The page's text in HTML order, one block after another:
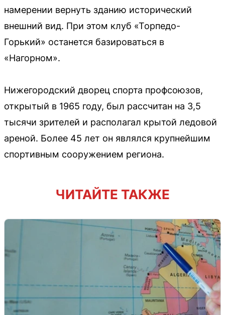
намерении вернуть зданию исторический
внешний вид. При этом клуб «Торпедо-
Горький» останется базироваться в
«Нагорном».
Нижегородский дворец спорта профсоюзов,
открытый в 1965 году, был рассчитан на 3,5
тысячи зрителей и располагал крытой ледовой
ареной. Более 45 лет он являлся крупнейшим
спортивным сооружением региона.
ЧИТАЙТЕ ТАКЖЕ